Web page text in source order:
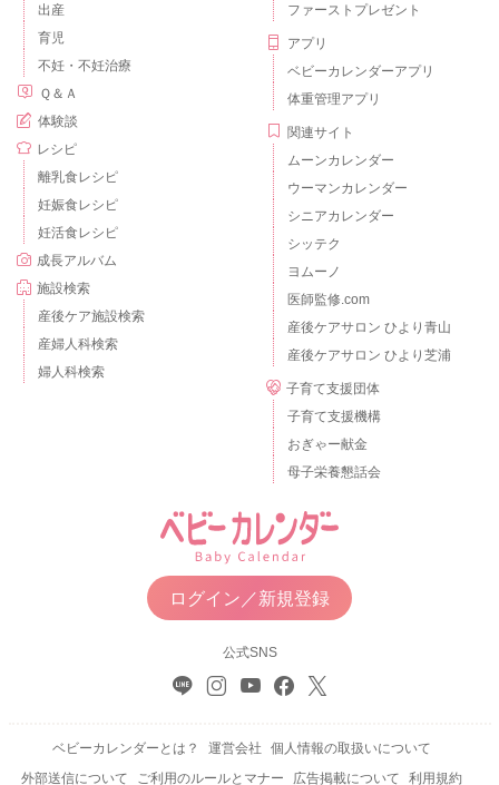
出産
育児
不妊・不妊治療
Ｑ＆Ａ
体験談
レシピ
離乳食レシピ
妊娠食レシピ
妊活食レシピ
成長アルバム
施設検索
産後ケア施設検索
産婦人科検索
婦人科検索
ファーストプレゼント
アプリ
ベビーカレンダーアプリ
体重管理アプリ
関連サイト
ムーンカレンダー
ウーマンカレンダー
シニアカレンダー
シッテク
ヨムーノ
医師監修.com
産後ケアサロン ひより青山
産後ケアサロン ひより芝浦
子育て支援団体
子育て支援機構
おぎゃー献金
母子栄養懇話会
ログイン／新規登録
公式SNS
ベビーカレンダーとは？ 運営会社
個人情報の取扱いについて
外部送信について
ご利用のルールとマナー 広告掲載について 利用規約